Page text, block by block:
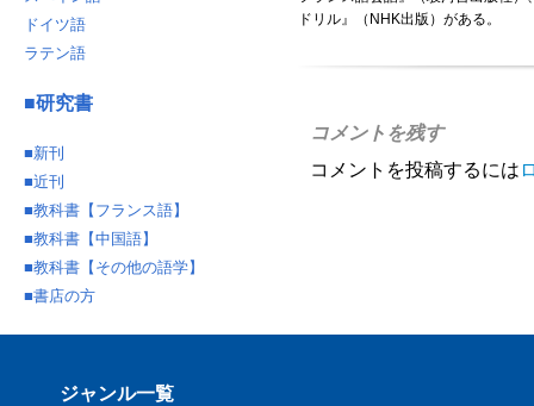
ドリル』（NHK出版）がある。
コメントを残す
コメントを投稿するには
ドイツ語
ラテン語
■研究書
■新刊
■近刊
■教科書【フランス語】
■教科書【中国語】
■教科書【その他の語学】
■書店の方
ジャンル一覧